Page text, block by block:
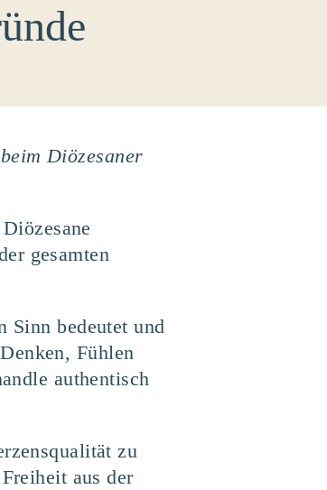
Diözesaner
gesamten
Sinn bedeutet und
Fühlen
authentisch
zu
aus der